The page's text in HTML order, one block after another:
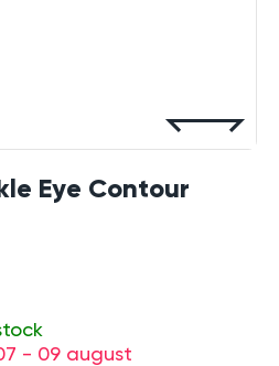
Eye Contour
- 09 august